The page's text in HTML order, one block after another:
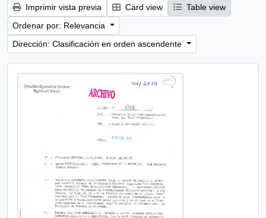
Imprimir vista previa Card view
Table view
Ordenar por: Relevancia
Dirección: Clasificación en orden ascendente